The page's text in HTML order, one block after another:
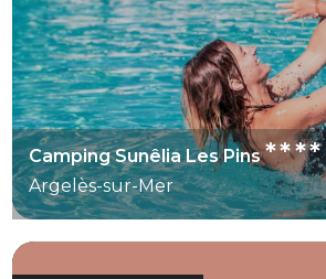
Camping Sunêlia Les Pins****
Argelès-sur-Mer